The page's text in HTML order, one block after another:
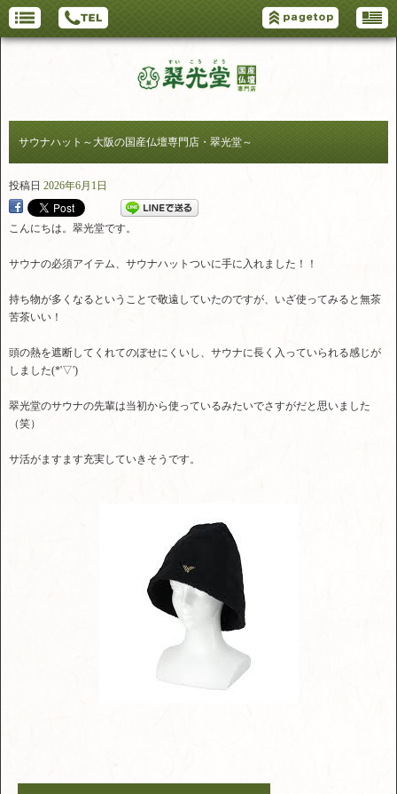
サウナハット～大阪の国産仏壇専門店・翠光堂～
投稿日 2026年6月1日
こんにちは。翠光堂です。
サウナの必須アイテム、サウナハットついに手に入れました！！
持ち物が多くなるということで敬遠していたのですが、いざ使ってみると無茶
苦茶いい！
頭の熱を遮断してくれてのぼせにくいし、サウナに長く入っていられる感じが
しました(*'▽')
翠光堂のサウナの先輩は当初から使っているみたいでさすがだと思いました
（笑）
サ活がますます充実していきそうです。